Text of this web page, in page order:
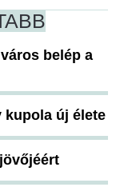
belép a
kupola új élete